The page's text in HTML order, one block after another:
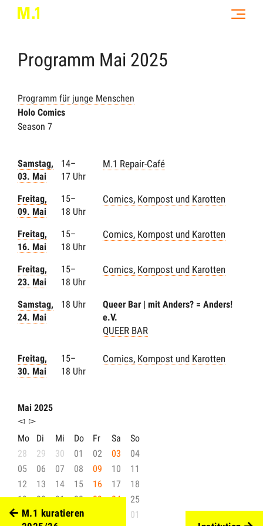
Programm Mai 2025
Programm für junge Menschen
Holo Comics
Season 7
Samstag,
03. Mai
14–
17 Uhr
M.1 Repair-Café
Freitag,
09. Mai
15–
18 Uhr
Comics, Kompost und Karotten
Freitag,
16. Mai
15–
18 Uhr
Comics, Kompost und Karotten
Freitag,
23. Mai
15–
18 Uhr
Comics, Kompost und Karotten
Samstag,
24. Mai
18 Uhr
Queer Bar | mit Anders? = Anders!
e.V.
QUEER BAR
Freitag,
30. Mai
15–
18 Uhr
Comics, Kompost und Karotten
Mai 2025
◅ ▻
Mo
Di Mi Do Fr Sa
So
28
29 30 01 02 03
04
05
06 07 08 09 10
11
12
13 14 15 16 17
18
19
20 21 22 23 24
25
26
27 28 29 01
M.1 kuratieren